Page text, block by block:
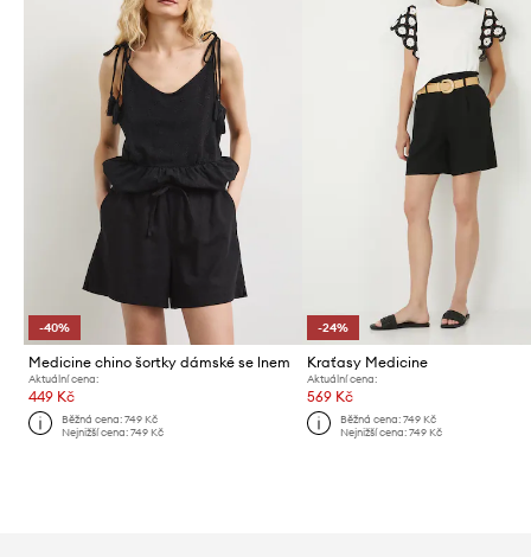
-40%
Medicine chino šortky dámské se lnem
Aktuální cena:
449 Kč
Běžná cena:749 Kč
Nejnižší cena:749 Kč
-24%
Kraťasy Medicine
Aktuální cena:
569 Kč
Běžná cena: 749 Kč
Nejnižší cena: 749 Kč